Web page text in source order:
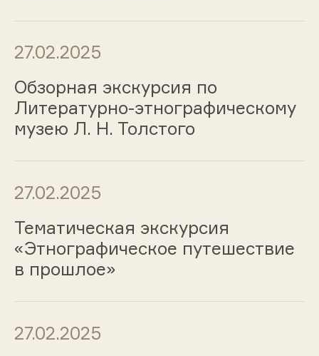
27.02.2025
Обзорная экскурсия по
Литературно-этнографическому
музею Л. Н. Толстого
27.02.2025
Тематическая экскурсия
«Этнографическое путешествие
в прошлое»
27.02.2025